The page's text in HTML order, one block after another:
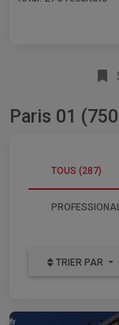
Paris 01
TOUS (287)
TRIER PAR